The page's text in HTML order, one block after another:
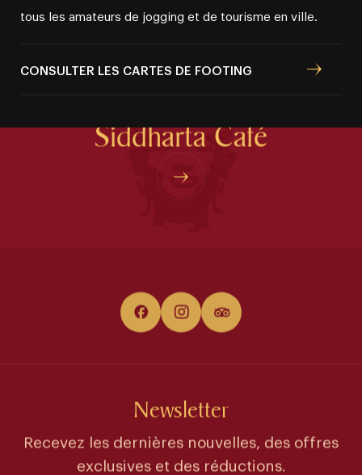
tous les amateurs de jogging et de tourisme en ville.
CONSULTER LES CARTES DE FOOTING
Siddharta Café
Newsletter
Recevez les dernières nouvelles, des offres
exclusives et des réductions.